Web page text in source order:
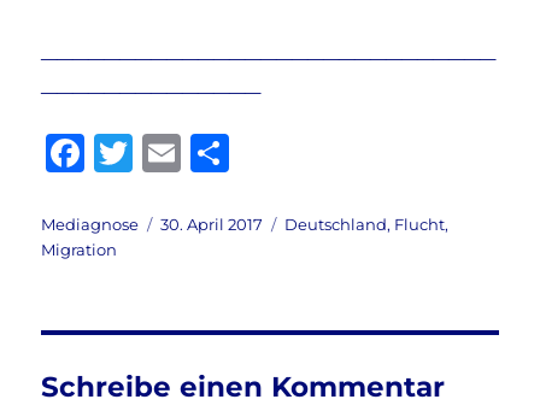
F
c
e
o
o
T
it
E
ai le
Autor
Mediagnose
Veröffentlicht
30. April 2017 Kategorien
Deutschland, Flucht,
Migration
Schreibe einen Kommentar